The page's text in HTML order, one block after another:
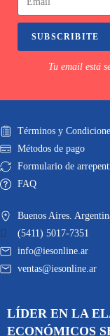
SUBSCRIBITE
Tu email está
Términos y
Métodos de pago
Formulario de
FAQ
Buenos Aires.
(5411) 5017-7351
info@iesonline.ar
ventas@iesonline.ar
LÍDER EN LA
ECONÓMICOS